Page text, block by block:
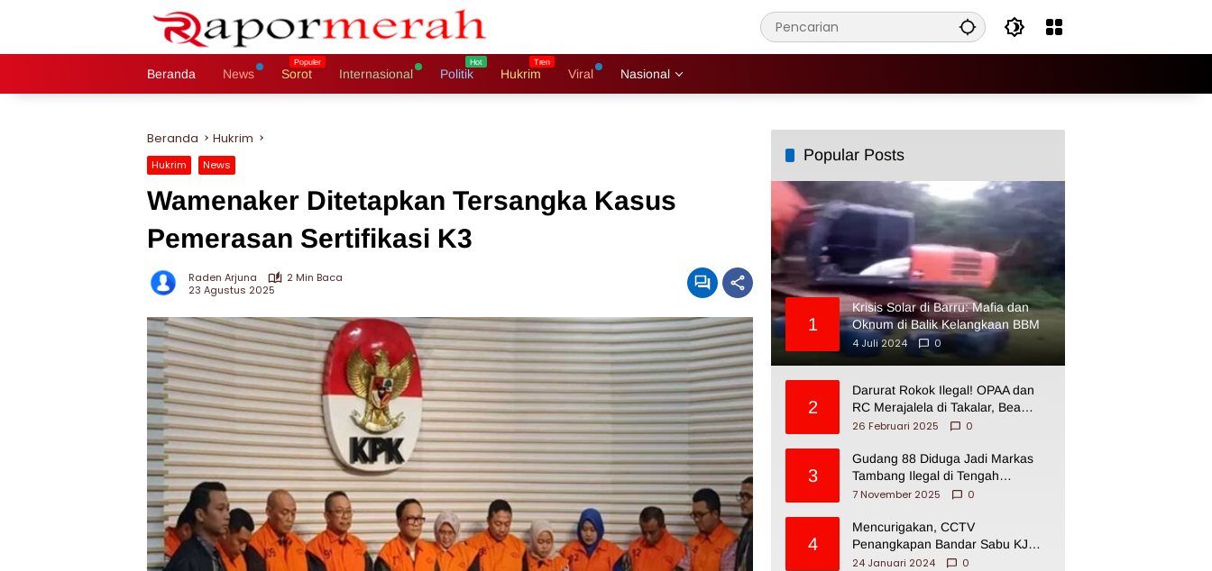
Beranda News Sorot Internasional Politik Hukrim Viral Nasional
Beranda Hukrim
Hukrim News
Wamenaker Ditetapkan Tersangka Kasus
Pemerasan Sertifikasi K3
Raden Arjuna
2 Min Baca
23 Agustus 2025
Popular Posts
1
Krisis Solar di Barru: Mafia dan
Oknum di Balik Kelangkaan BBM
4 Juli 2024
0
2
Darurat Rokok Ilegal! OPAA dan
RC Merajalela di Takalar, Bea
Cukai Impoten
26 Februari 2025 0
3
Gudang 88 Diduga Jadi Markas
Tambang Ilegal di Tengah
Permukiman Warga Makassar
7 November 2025 0
4
Mencurigakan, CCTV
Penangkapan Bandar Sabu KJ
Disita Oknum BNNP Sulsel
24 Januari 2024 0